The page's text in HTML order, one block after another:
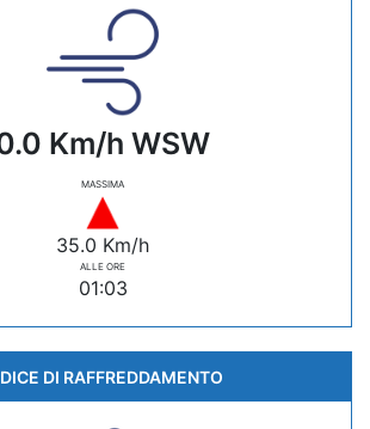
Km/h WSW
MASSIMA
35.0 Km/h
ALLE ORE
01:03
DI RAFFREDDAMENTO